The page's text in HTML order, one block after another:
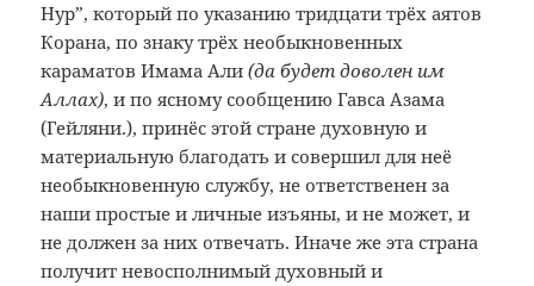
Нур”, который по указанию тридцати трёх аятов
Корана, по знаку трёх необыкновенных
караматов Имама Али(да будет доволен им
Аллах), и по ясному сообщению Гавса Азама
(Гейляни.), принёс этой стране духовную и
материальную благодать и совершил для неё
необыкновенную службу, не ответственен за
наши простые и личные изъяны, и не может, и
не должен за них отвечать. Иначе же эта страна
получит невосполнимый духовный и